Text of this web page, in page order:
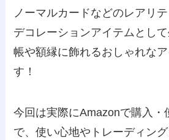
ノーマルカードなどのレアリ
デコレーションアイテムとし
帳や額縁に飾れるおしゃれな
す！
今回は実際にAmazonで購入・
で、使い心地やトレーディン